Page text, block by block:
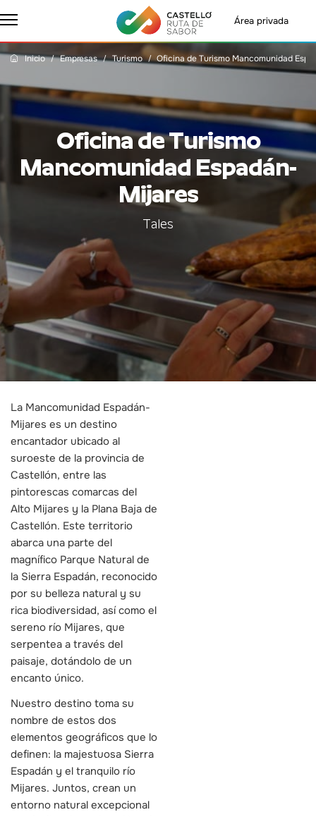
Área privada
Oficina de Turismo
Mancomunidad Espadán-
Mijares
Tales
Inicio Empresas Turismo Oficina de Turismo Mancomunidad
La Mancomunidad Espadán-
Mijares es un destino
encantador ubicado al
suroeste de la provincia de
Castellón, entre las
pintorescas comarcas del
Alto Mijares y la Plana Baja de
Castellón. Este territorio
abarca una parte del
magnífico Parque Natural de
la Sierra Espadán, reconocido
por su belleza natural y su
rica biodiversidad, así como el
sereno río Mijares, que
serpentea a través del
paisaje, dotándolo de un
encanto único.
Nuestro destino toma su
nombre de estos dos
elementos geográficos que lo
definen: la majestuosa Sierra
Espadán y el tranquilo río
Mijares. Juntos, crean un
entorno natural excepcional